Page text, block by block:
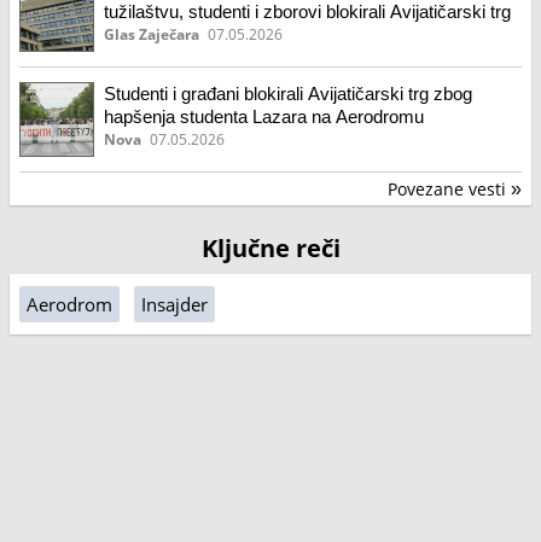
tužilaštvu, studenti i zborovi blokirali Avijatičarski trg
Glas Zaječara 07.05.2026
Studenti i građani blokirali Avijatičarski trg zbog
hapšenja studenta Lazara na Aerodromu
Nova 07.05.2026
Povezane vesti »
Ključne reči
Aerodrom Insajder